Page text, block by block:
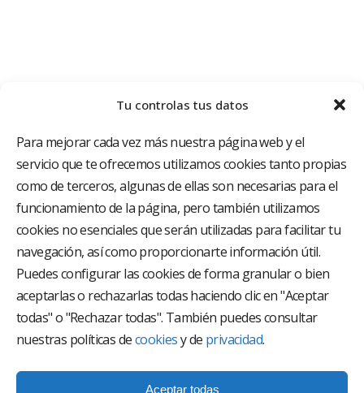
Tu controlas tus datos
Para mejorar cada vez más nuestra página web y el
servicio que te ofrecemos utilizamos cookies tanto propias
como de terceros, algunas de ellas son necesarias para el
funcionamiento de la página, pero también utilizamos
cookies no esenciales que serán utilizadas para facilitar tu
navegación, así como proporcionarte información útil.
Puedes configurar las cookies de forma granular o bien
aceptarlas o rechazarlas todas haciendo clic en "Aceptar
todas" o "Rechazar todas". También puedes consultar
nuestras políticas decookiesy de privacidad.
Aceptar todas
El Grupo Hospitalario HLA es uno de los proveedores
hospitalarios con mayor presencia en España, creado
con el objetivo de proporcionar el acceso a una
asistencia sanitaria de alto nivel. Nuestra red asistencial
está compuesta por 18 hospitales y 37 centros médicos
multiespecialidad.
Síguenos en